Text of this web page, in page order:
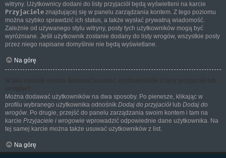
witryny. Użytkownicy dodani do listy przyjaciół będą wyświetleni na karcie
Przyjaciele znajdującej się w panelu zarządzania kontem. Z tego poziomu
można szybko sprawdzić ich status, a także wysłać prywatną wiadomość.
Zależnie od używanego stylu witryny, posty tych użytkowników mogą być
wyróżniane. Jeśli użytkownik zostanie dodany do listy wrogów, wszystkie posty
przez niego napisane domyślnie nie będą wyświetlane.
Na górę
Można dodawać użytkowników na dwa sposoby. Po pierwsze, klikając w
profilu wybranego użytkownika odnośnik Dodaj do przyjaciół lub Dodaj do
wrogów. Po drugie, przejść do panelu zarządzania swoim kontem i tam na
karcie Przyjaciele i wrogowie wprowadzić odpowiednie dane użytkownika. Na
tej samej karcie można także usuwać użytkowników z list.
Na górę